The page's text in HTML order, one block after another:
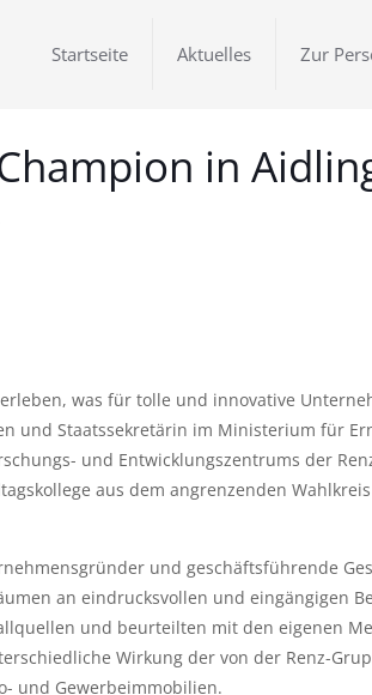
Startseite Aktuelles Zur
in
was für tolle und innovative
und Staatssekretärin im Ministerium für
und Entwicklungszentrums der
aus dem angrenzenden
und geschäftsführende
an eindrucksvollen und eingängigen
und beurteilten mit den eigenen
Wirkung der von der Renz-
und Gewerbeimmobilien.